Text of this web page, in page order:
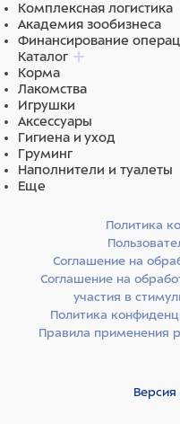
Комплексная логистика
Академия зообизнеса
Финансирование
Каталог
Корма
Лакомства
Игрушки
Аксессуары
Гигиена и уход
Груминг
Наполнители и туалеты
Еще
Политика
Соглашение на
Соглашение на
участия в
Политика
Правила применения